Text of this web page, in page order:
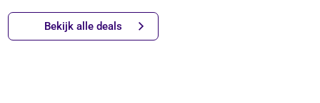
Bekijk alle deals